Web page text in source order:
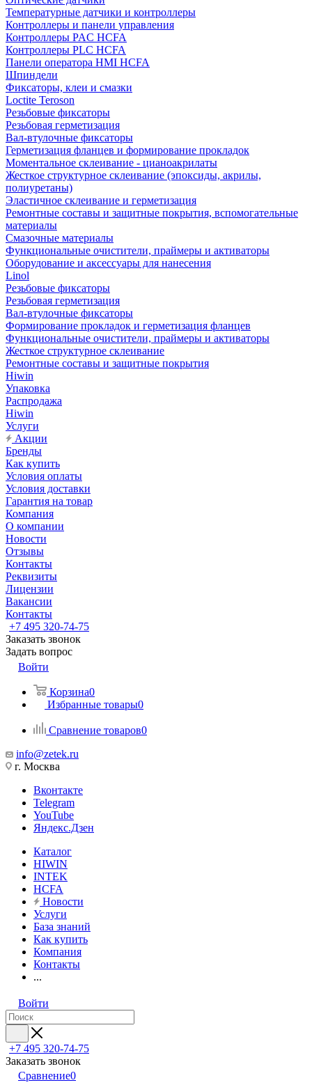
Температурные датчики и контроллеры
Контроллеры и панели управления
Контроллеры PAC HCFA
Контроллеры PLC HCFA
Панели оператора HMI HCFA
Шпиндели
Фиксаторы, клеи и смазки
Loctite Teroson
Резьбовые фиксаторы
Резьбовая герметизация
Вал-втулочные фиксаторы
Герметизация фланцев и формирование прокладок
Моментальное склеивание - цианоакрилаты
Жесткое структурное склеивание (эпоксиды, акрилы,
полиуретаны)
Эластичное склеивание и герметизация
Ремонтные составы и защитные покрытия, вспомогательные
материалы
Смазочные материалы
Функциональные очистители, праймеры и активаторы
Оборудование и аксессуары для нанесения
Linol
Резьбовые фиксаторы
Резьбовая герметизация
Вал-втулочные фиксаторы
Формирование прокладок и герметизация фланцев
Функциональные очистители, праймеры и активаторы
Жесткое структурное склеивание
Ремонтные составы и защитные покрытия
Hiwin
Упаковка
Распродажа
Hiwin
Услуги
Акции
Бренды
Как купить
Условия оплаты
Условия доставки
Гарантия на товар
Компания
О компании
Новости
Отзывы
Контакты
Реквизиты
Лицензии
Вакансии
Контакты
+7 495 320-74-75
Заказать звонок
Задать вопрос
Войти
Корзина0
Избранные товары0
Сравнение товаров0
info@zetek.ru
г. Москва
Вконтакте
Telegram
YouTube
Яндекс.Дзен
Каталог
HIWIN
INTEK
HCFA
Новости
Услуги
База знаний
Как купить
Компания
Контакты
...
Войти
+7 495 320-74-75
Заказать звонок
Сравнение0